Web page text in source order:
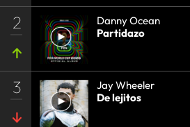
2
Danny Ocean
Partidazo
3
Jay Wheeler
De lejitos